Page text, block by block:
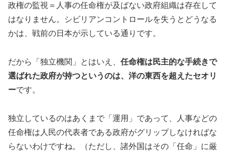
政権の監視＝人事の任命権が及ばない政府組織は存在して
はなりません。シビリアンコントロールを失うとどうなる
かは、戦前の日本が示している通りです。
だから「独立機関」とはいえ、 任命権は民主的な手続きで
選ばれた政府が持つというのは、洋の東西を超えたセオリ
ーです。
独立しているのはあくまで「運用」であって、人事などの
任命権は人民の代表者である政府がグリップしなければな
らないわけですね。（ただし、諸外国はその「任命」に厳